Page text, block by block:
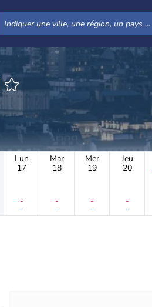
Lun
17
-
-
Mar
18
-
-
Mer
19
-
-
Jeu
20
-
-